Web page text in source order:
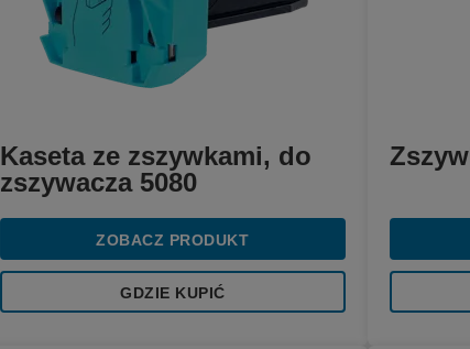
Kaseta ze zszywkami, do
zszywacza 5080
ZOBACZ PRODUKT
GDZIE KUPIĆ